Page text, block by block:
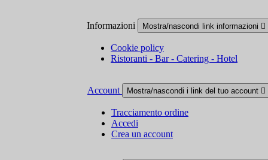
Informazioni Mostra/nascondi link informazioni 
Cookie policy
Ristoranti - Bar - Catering - Hotel
Account Mostra/nascondi i link del tuo account 
Tracciamento ordine
Accedi
Crea un account